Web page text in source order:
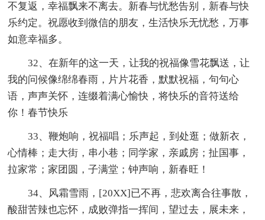
不复返，幸福飘来不离去。新春与忧愁告别，新春与快
乐约定。祝愿收到微信的朋友，生活快乐无忧愁，万事
如意幸福多。
32、在新年的这一天，让我的祝福像雪花飘送，让
我的问候像绵绵春雨，片片花香，默默祝福，句句心
语，声声关怀，连缀着满心愉快，将快乐的音符送给
你！春节快乐
33、鞭炮响，祝福唱；乐声起，到处逛；做新衣，
心情棒；走大街，串小巷；同学家，亲戚房；扯国事，
拉家常；家团圆，子满堂；钟声响，新春旺！
34、风霜雪雨，[20XX]已不再，悲欢离合往事散，
酸甜苦辣也忘怀，成败弹指一挥间，望过去，展未来，